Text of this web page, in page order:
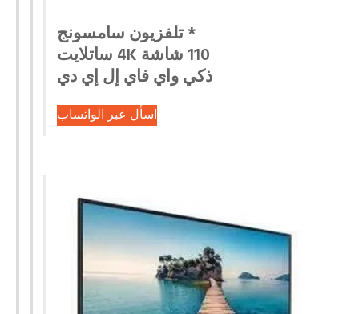
* تلفزيون سامسونج
110 شاشة 4K ساتلايت
ذكي واي فاي إل إي دي
اسأل عبر الواتساب